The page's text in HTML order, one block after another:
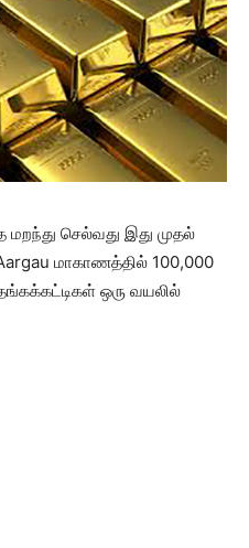
மறந்து செல்வது இது முதல்
மாகாணத்தில் 100,000
ஒரு வயலில்